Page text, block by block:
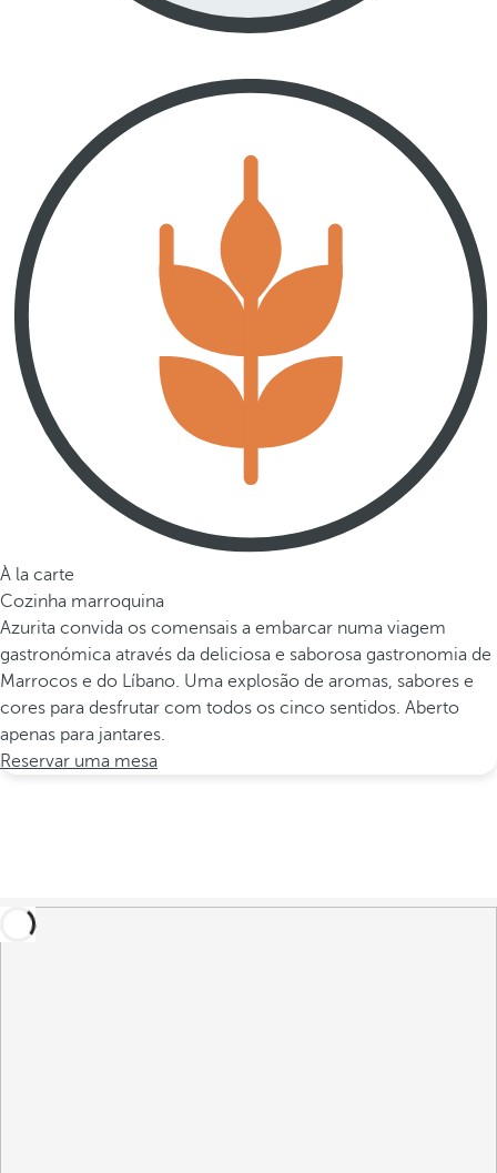
À la carte
Cozinha marroquina
Azurita convida os comensais a embarcar numa viagem
gastronómica através da deliciosa e saborosa gastronomia de
Marrocos e do Líbano. Uma explosão de aromas, sabores e
cores para desfrutar com todos os cinco sentidos. Aberto
apenas para jantares.
Reservar uma mesa